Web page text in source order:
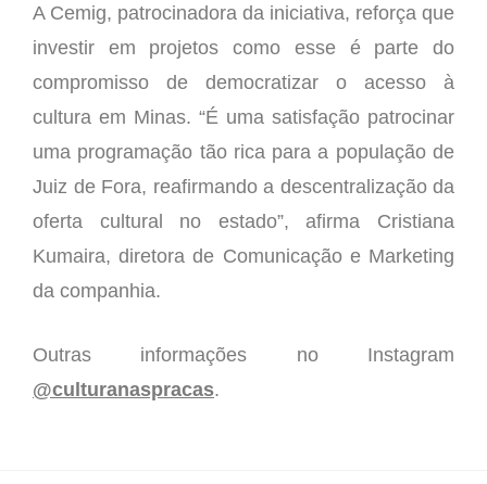
A Cemig, patrocinadora da iniciativa, reforça que
investir em projetos como esse é parte do
compromisso de democratizar o acesso à
cultura em Minas. “É uma satisfação patrocinar
uma programação tão rica para a população de
Juiz de Fora, reafirmando a descentralização da
oferta cultural no estado”, afirma Cristiana
Kumaira, diretora de Comunicação e Marketing
da companhia.
Outras informações no Instagram
@culturanaspracas.